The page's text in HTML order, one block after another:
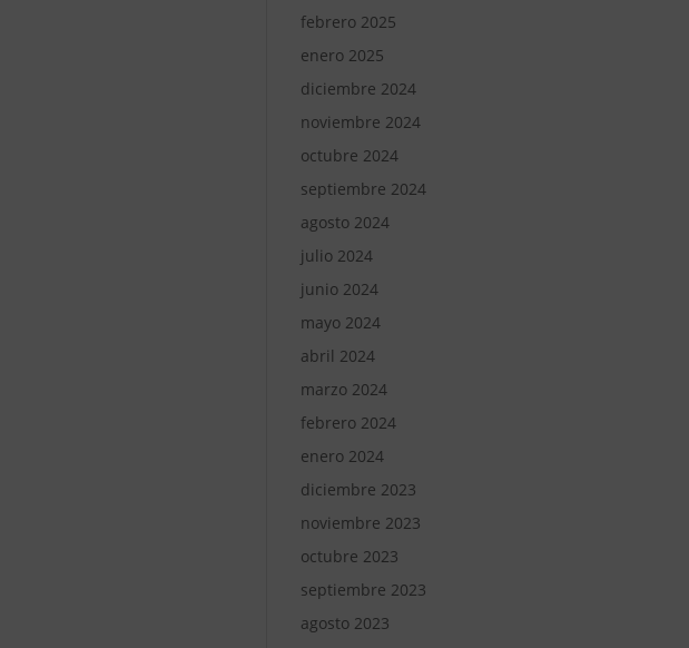
febrero 2025
enero 2025
diciembre 2024
noviembre 2024
octubre 2024
septiembre 2024
agosto 2024
julio 2024
junio 2024
mayo 2024
abril 2024
marzo 2024
febrero 2024
enero 2024
diciembre 2023
noviembre 2023
octubre 2023
septiembre 2023
agosto 2023